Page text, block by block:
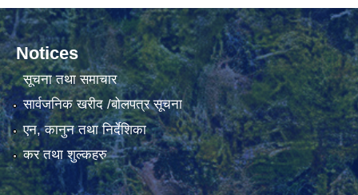
Notices
सूचना तथा समाचार
सार्वजनिक खरीद /बोलपत्र सूचना
एन, कानुन तथा निर्देशिका
कर तथा शुल्कहरु